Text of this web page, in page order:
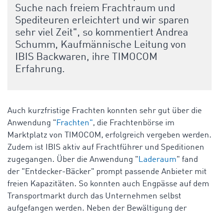
Suche nach freiem Frachtraum und
Spediteuren erleichtert und wir sparen
sehr viel Zeit", so kommentiert Andrea
Schumm, Kaufmännische Leitung von
IBIS Backwaren, ihre TIMOCOM
Erfahrung.
Auch kurzfristige Frachten konnten sehr gut über die
Anwendung " Frachten", die Frachtenbörse im
Marktplatz von TIMOCOM, erfolgreich vergeben werden.
Zudem ist IBIS aktiv auf Frachtführer und Speditionen
zugegangen. Über die Anwendung " Laderaum" fand
der "Entdecker-Bäcker" prompt passende Anbieter mit
freien Kapazitäten. So konnten auch Engpässe auf dem
Transportmarkt durch das Unternehmen selbst
aufgefangen werden. Neben der Bewältigung der